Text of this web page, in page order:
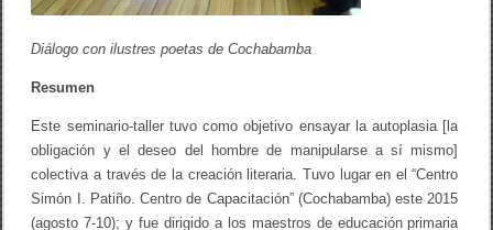
Diálogo con ilustres poetas de Cochabamba
Resumen
Este seminario-taller tuvo como objetivo ensayar la autoplasia [la
obligación y el deseo del hombre de manipularse a sí mismo]
colectiva a través de la creación literaria. Tuvo lugar en el “Centro
Simón I. Patiño. Centro de Capacitación” (Cochabamba) este 2015
(agosto 7-10); y fue dirigido a los maestros de educación primaria